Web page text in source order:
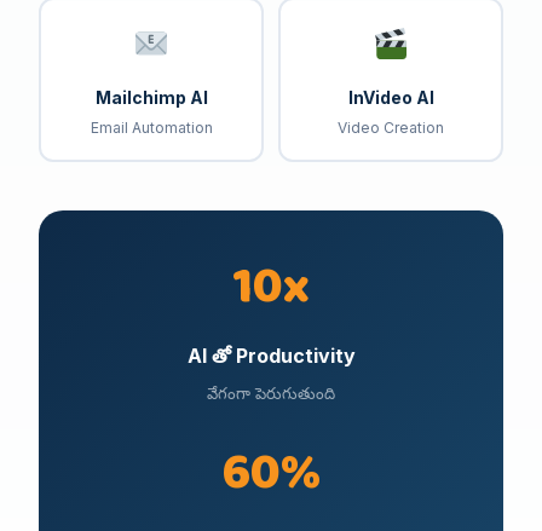
Mailchimp AI
Email Automation
InVideo AI
Video Creation
10x
AI తో Productivity
వేగంగా పెరుగుతుంది
60%